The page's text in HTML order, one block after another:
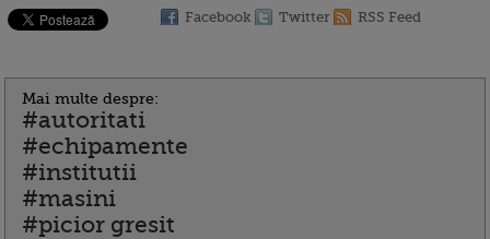
Facebook Twitter RSS Feed
Mai multe despre:
#autoritati
#echipamente
#institutii
#masini
#picior gresit